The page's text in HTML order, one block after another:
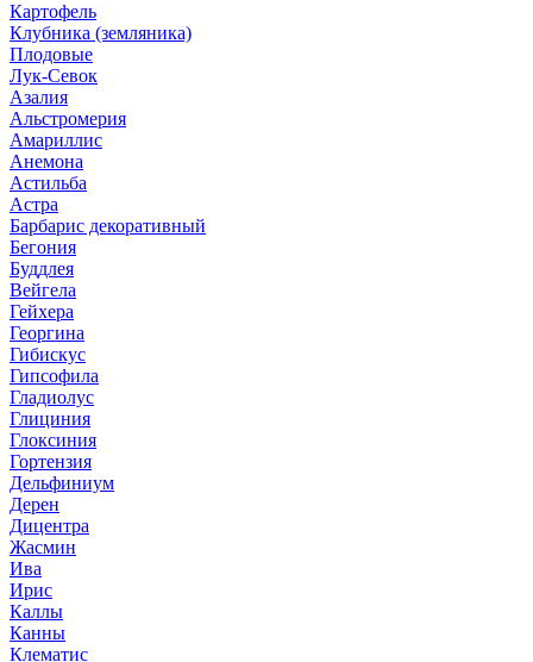
Картофель
Клубника (земляника)
Плодовые
Лук-Севок
Азалия
Альстромерия
Амариллис
Анемона
Астильба
Астра
Барбарис декоративный
Бегония
Буддлея
Вейгела
Гейхера
Георгина
Гибискус
Гипсофила
Гладиолус
Глициния
Глоксиния
Гортензия
Дельфиниум
Дерен
Дицентра
Жасмин
Ива
Ирис
Каллы
Канны
Клематис